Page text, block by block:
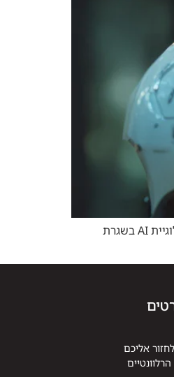
קורס AI פרקטי המלמד כיצד לרתום כלי בינה מלאכותית לשיפור תהליכי עבודה, ניתוח נתונים ויצירת תוכן חכם – הכשרה עדכנית למי שרוצה לשלב טכנולוגיית AI בשגרת
אליכם